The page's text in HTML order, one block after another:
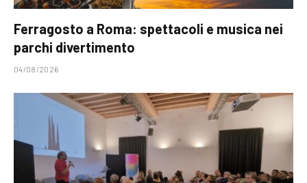
Ferragosto a Roma: spettacoli e musica nei
parchi divertimento
04/08/2026